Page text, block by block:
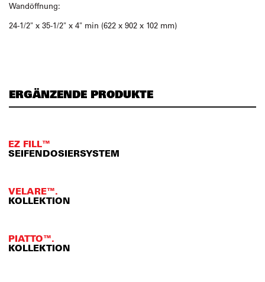
Wandöffnung:
24-1/2" x 35-1/2" x 4" min (622 x 902 x 102 mm)
ERGÄNZENDE PRODUKTE
EZ FILL™
SEIFENDOSIERSYSTEM
VELARE™.
KOLLEKTION
PIATTO™.
KOLLEKTION